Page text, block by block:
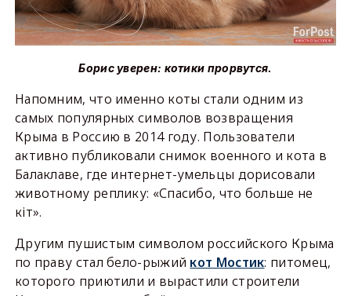
Борис уверен: котики прорвутся.
Напомним, что именно коты стали одним из
самых популярных символов возвращения
Крыма в Россию в 2014 году. Пользователи
активно публиковали снимок военного и кота в
Балаклаве, где интернет-умельцы дорисовали
животному реплику: «Спасибо, что больше не
кiт».
Другим пушистым символом российского Крыма
по праву стал бело-рыжий кот Мостик: питомец,
которого приютили и вырастили строители